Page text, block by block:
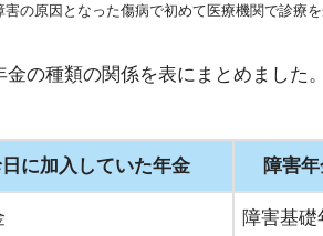
の原因となった傷病で初めて医療機関で診療を
の種類の関係を表にまとめました。
に加入していた年金 障害
障害基礎